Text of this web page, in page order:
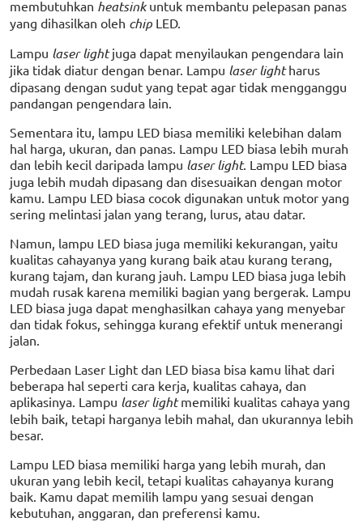
membutuhkan heatsinkuntuk membantu pelepasan panas
yang dihasilkan oleh chip LED.
Lampu laser lightjuga dapat menyilaukan pengendara lain
jika tidak diatur dengan benar. Lampu laser lightharus
dipasang dengan sudut yang tepat agar tidak mengganggu
pandangan pengendara lain.
Sementara itu, lampu LED biasa memiliki kelebihan dalam
hal harga, ukuran, dan panas. Lampu LED biasa lebih murah
dan lebih kecil daripada lampu laser light. Lampu LED biasa
juga lebih mudah dipasang dan disesuaikan dengan motor
kamu. Lampu LED biasa cocok digunakan untuk motor yang
sering melintasi jalan yang terang, lurus, atau datar.
Namun, lampu LED biasa juga memiliki kekurangan, yaitu
kualitas cahayanya yang kurang baik atau kurang terang,
kurang tajam, dan kurang jauh. Lampu LED biasa juga lebih
mudah rusak karena memiliki bagian yang bergerak. Lampu
LED biasa juga dapat menghasilkan cahaya yang menyebar
dan tidak fokus, sehingga kurang efektif untuk menerangi
jalan.
Perbedaan Laser Light dan LED biasa bisa kamu lihat dari
beberapa hal seperti cara kerja, kualitas cahaya, dan
aplikasinya. Lampu laser lightmemiliki kualitas cahaya yang
lebih baik, tetapi harganya lebih mahal, dan ukurannya lebih
besar.
Lampu LED biasa memiliki harga yang lebih murah, dan
ukuran yang lebih kecil, tetapi kualitas cahayanya kurang
baik. Kamu dapat memilih lampu yang sesuai dengan
kebutuhan, anggaran, dan preferensi kamu.